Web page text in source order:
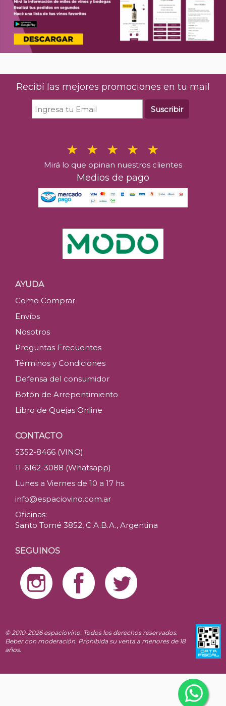
Recibí las mejores promociones en tu mail
Suscribir
Mirá lo que opinan nuestros clientes
Medios de pago
AYUDA
Como Comprar
Envíos
Nosotros
Preguntas Frecuentes
Términos y Condiciones
Defensa del consumidor
Botón de Arrepentimiento
Libro de Quejas Online
CONTACTO
5352-8466 (VINO)
11-6162-3088 (Whatsapp)
Lunes a Viernes de 10 a 17 hs.
info@espaciovino.com.ar
Oficinas:
Santo Tomé 3852, C.A.B.A., Argentina
SEGUINOS
© 2010-2026 espaciovino. Todos los derechos reservados.
Beber con moderación. Prohibida su venta a menores de 18
años.